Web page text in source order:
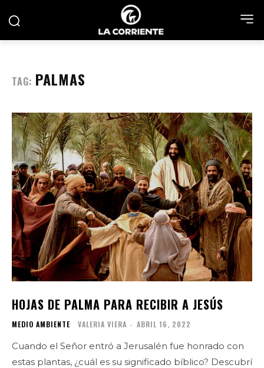
TAG: PALMAS
HOJAS DE PALMA PARA RECIBIR A JESÚS
MEDIO AMBIENTE VALERIA VIERA - ABRIL 16, 2022
Cuando el Señor entró a Jerusalén fue honrado con
estas plantas, ¿cuál es su significado bíblico? Descubrí